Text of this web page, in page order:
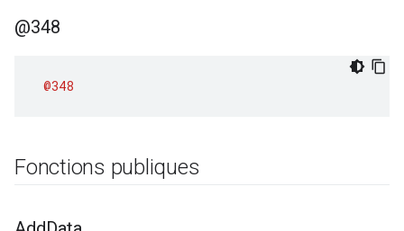
@348
@348
Fonctions publiques